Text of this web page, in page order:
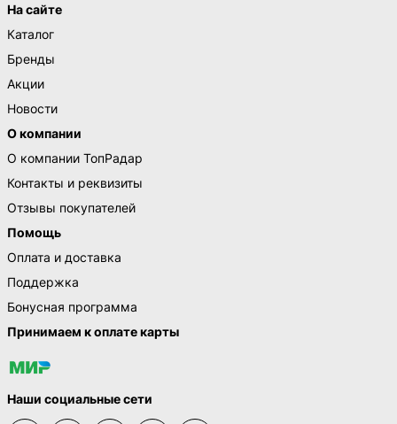
На сайте
Каталог
Бренды
Акции
Новости
О компании
О компании ТопРадар
Контакты и реквизиты
Отзывы покупателей
Помощь
Оплата и доставка
Поддержка
Бонусная программа
Принимаем к оплате карты
Наши социальные сети